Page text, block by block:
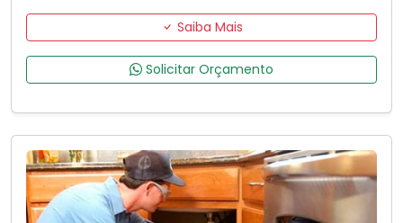
Saiba Mais
Solicitar Orçamento